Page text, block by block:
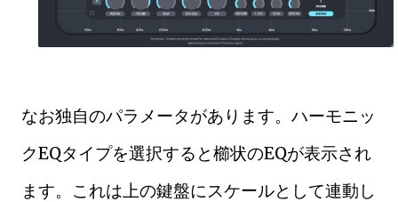
なお独自のパラメータがあります。ハーモニッ
クEQタイプを選択すると櫛状のEQが表示され
ます。これは上の鍵盤にスケールとして連動し